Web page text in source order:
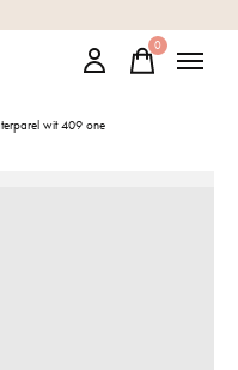
0items
wit 409 one